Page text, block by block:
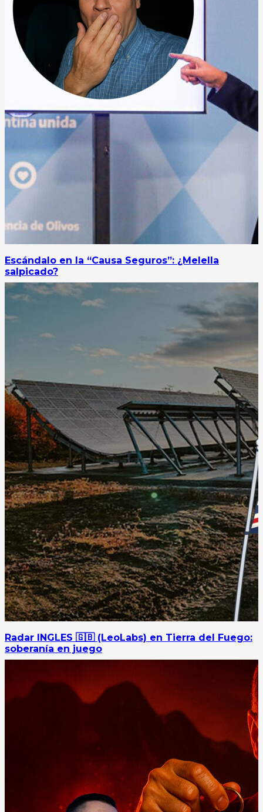
Escándalo en la “Causa Seguros”: ¿Melella
salpicado?
Radar INGLES 🇬🇧 (LeoLabs) en Tierra del Fuego:
soberanía en juego